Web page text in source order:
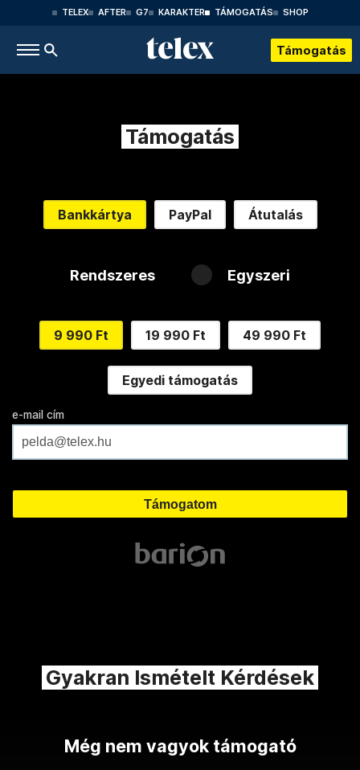
TELEX AFTER G7 KARAKTER TÁMOGATÁS SHOP
Támogatás
Támogatás
Bankkártya PayPal Átutalás
Rendszeres Egyszeri
9 990 Ft 19 990 Ft 49 990 Ft
Egyedi támogatás
e-mail cím
Gyakran Ismételt Kérdések
Még nem vagyok támogató